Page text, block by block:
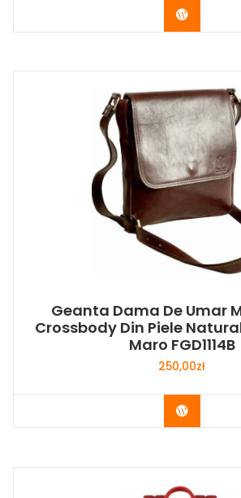
Buy Now
Geanta Dama De Umar
Crossbody Din Piele
Maro FGD1114B
250,00zł
Buy Now